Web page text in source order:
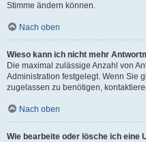
Stimme ändern können.
Nach oben
Wieso kann ich nicht mehr
Die maximal zulässige Anzahl von
Administration festgelegt. Wenn Sie
zugelassen zu benötigen,
Nach oben
Wie bearbeite oder lösche ich eine